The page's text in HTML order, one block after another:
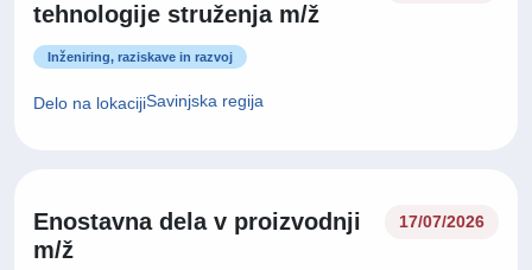
tehnologije struženja m/ž
Inženiring, raziskave in razvoj
Delo na lokacijiSavinjska regija
Enostavna dela v proizvodnji
m/ž
17/07/2026